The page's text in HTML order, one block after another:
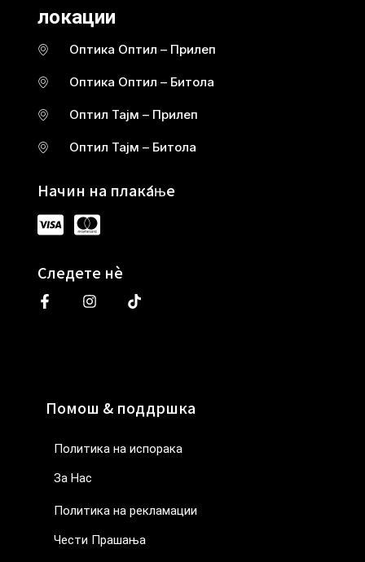
локации
Оптика Оптил – Прилеп
Оптика Оптил – Битола
Оптил Тајм – Прилеп
Оптил Тајм – Битола
Начин на плаќање
Следете нè
Помош & поддршка
Политика на испорака
За Нас
Политика на рекламации
Чести Прашања